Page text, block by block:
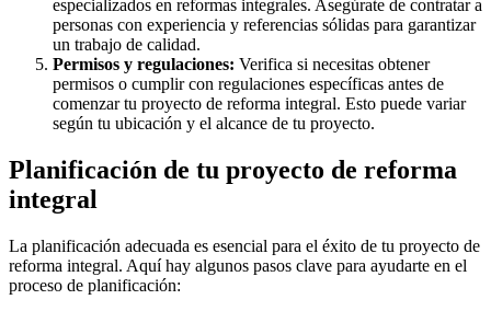
especializados en reformas integrales. Asegúrate de contratar a
personas con experiencia y referencias sólidas para garantizar
un trabajo de calidad.
Permisos y regulaciones: Verifica si necesitas obtener
permisos o cumplir con regulaciones específicas antes de
comenzar tu proyecto de reforma integral. Esto puede variar
según tu ubicación y el alcance de tu proyecto.
Planificación de tu proyecto de reforma
integral
La planificación adecuada es esencial para el éxito de tu proyecto de
reforma integral. Aquí hay algunos pasos clave para ayudarte en el
proceso de planificación: